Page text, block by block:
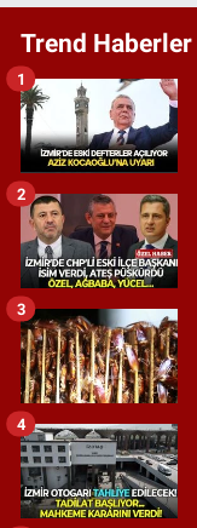
Trend Haberler
1
2
3
4